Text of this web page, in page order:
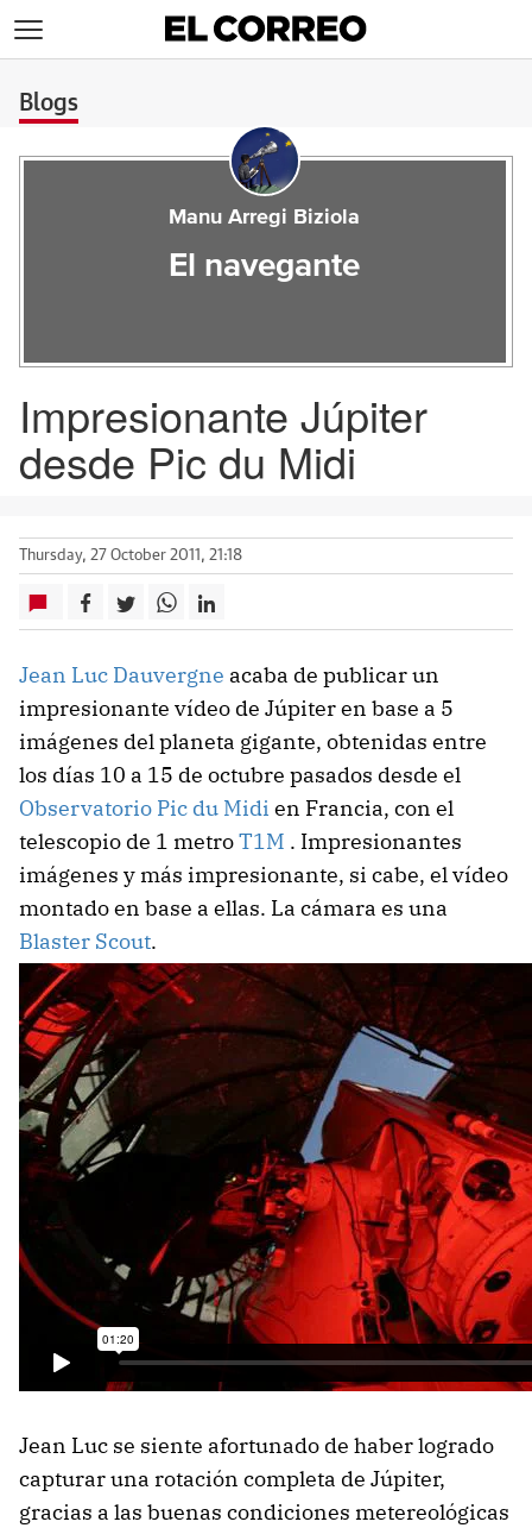
Blogs
Manu Arregi Biziola
El navegante
Impresionante Júpiter
desde Pic du Midi
Thursday, 27 October 2011, 21:18
Jean Luc Dauvergne acaba de publicar un
impresionante vídeo de Júpiter en base a 5
imágenes del planeta gigante, obtenidas entre
los días 10 a 15 de octubre pasados desde el
Observatorio Pic du Midi en Francia, con el
telescopio de 1 metroT1M . Impresionantes
imágenes y más impresionante, si cabe, el vídeo
montado en base a ellas. La cámara es una
Blaster Scout.
Jean Luc se siente afortunado de haber logrado
capturar una rotación completa de Júpiter,
gracias a las buenas condiciones metereológicas